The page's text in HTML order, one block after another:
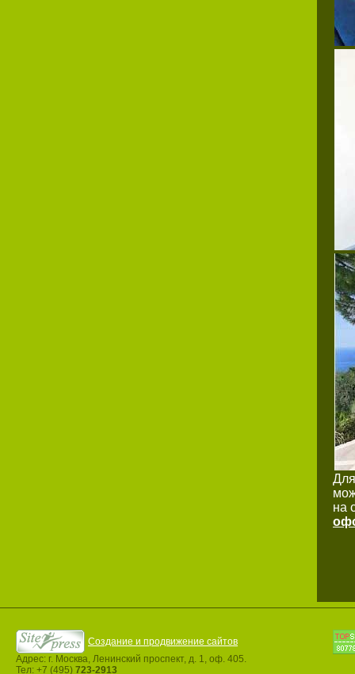
на
Создание и продвижение сайтов
Адрес: г. Москва, Ленинский проспект, д. 1, оф. 405.
Тел: +7 (495) 723-2913